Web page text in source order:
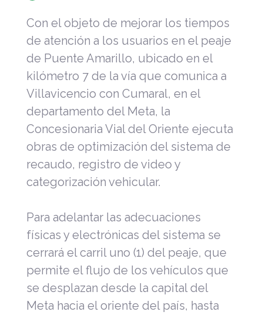
Con el objeto de mejorar los tiempos
de atención a los usuarios en el peaje
de Puente Amarillo, ubicado en el
kilómetro 7 de la vía que comunica a
Villavicencio con Cumaral, en el
departamento del Meta, la
Concesionaria Vial del Oriente ejecuta
obras de optimización del sistema de
recaudo, registro de video y
categorización vehicular.
Para adelantar las adecuaciones
físicas y electrónicas del sistema se
cerrará el carril uno (1) del peaje, que
permite el flujo de los vehículos que
se desplazan desde la capital del
Meta hacia el oriente del país, hasta